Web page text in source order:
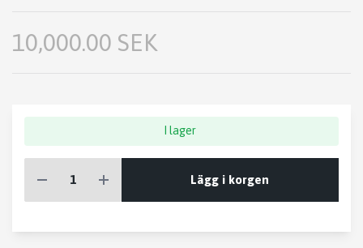
10,000.00 SEK
I lager
Lägg i korgen